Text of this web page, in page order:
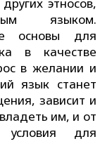
этносов,
языком.
основы для
в качестве
в желании и
язык станет
зависит и
им, и от
условия для